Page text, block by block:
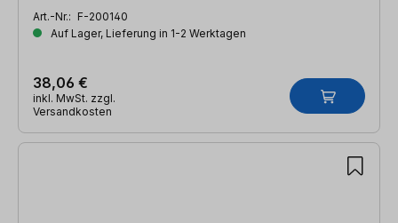
Art.-Nr.: F-200140
Auf Lager, Lieferung in 1-2 Werktagen
38,06 €
inkl. MwSt. zzgl.
Versandkosten